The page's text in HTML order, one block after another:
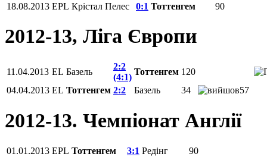
18.08.2013 EPL Крістал Пелес 0:1 Тоттенгем 90
2012-13, Ліга Європи
11.04.2013 EL Базель
2:2
(4:1)
Тоттенгем 120
04.04.2013 EL Тоттенгем 2:2 Базель 34 57
2012-13. Чемпіонат Англії
01.01.2013 EPL Тоттенгем 3:1 Редінг
90